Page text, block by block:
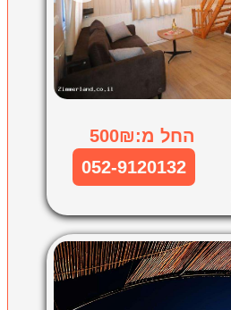
החל מ:500₪
052-9120132